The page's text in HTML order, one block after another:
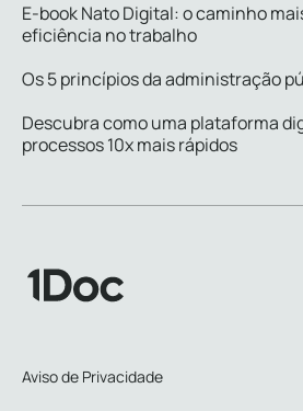
E-book Nato Digital: o caminho
eficiência no trabalho
Os 5 princípios da administração
Descubra como uma plataforma
processos 10x mais rápidos
Aviso de Privacidade